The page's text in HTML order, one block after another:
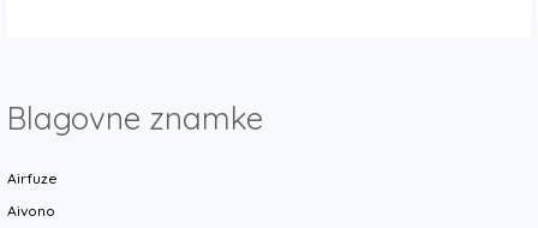
Blagovne znamke
Airfuze
Aivono